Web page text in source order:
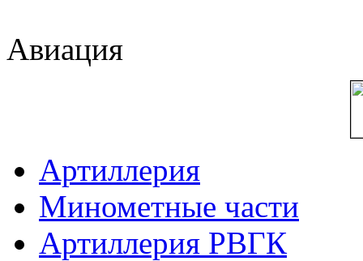
Авиация
Артиллерия
Минометные части
Артиллерия РВГК